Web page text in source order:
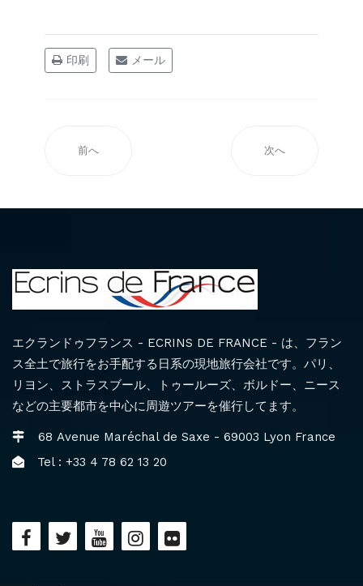
印刷 メール
前へ 次へ
エクランドゥフランス - ECRINS DE FRANCE - は、フラン
ス全土で旅行をお手配する日系の現地旅行会社です。パリ、
リヨン、ストラスブール、トゥールーズ、ボルドー、ニース
などの主要都市を中心に周遊ツアーを催行してます。
68 Avenue Maréchal de Saxe - 69003 Lyon France
Tel : +33 4 78 62 13 20